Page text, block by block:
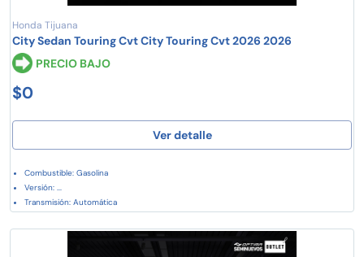
Honda Tijuana
City Sedan Touring Cvt City Touring Cvt 2026 2026
PRECIO BAJO
$0
Ver detalle
Combustible: Gasolina
Versión: ...
Transmisión: Automática